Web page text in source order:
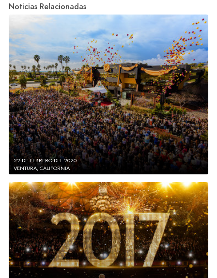
Noticias Relacionadas
22 DE FEBRERO DEL 2020
VENTURA, CALIFORNIA